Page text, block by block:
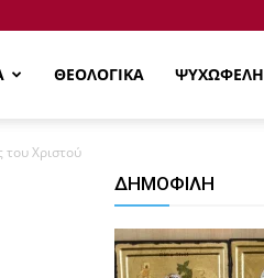
ΘΕΟΛΟΓΙΚΑ ΨΥΧΩΦΕΛΗ
του Χριστού
ΔΗΜΟΦΙΛΗ